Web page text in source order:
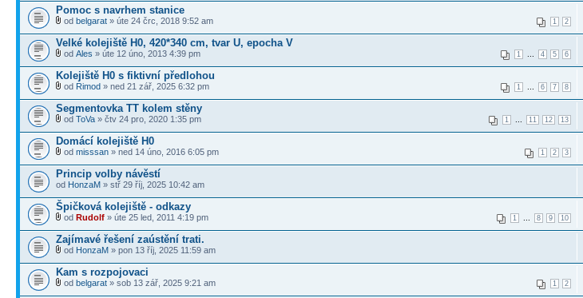
Pomoc s navrhem stanice
1 2
od belgarat » úte 24 črc, 2018 9:52 am
Velké kolejiště H0, 420*340 cm, tvar U, epocha V
1 4 5 6
od Ales » úte 12 úno, 2013 4:39 pm
Kolejiště H0 s fiktivní předlohou
1 6 7 8
od Rimod » ned 21 zář, 2025 6:32 pm
Segmentovka TT kolem stěny
1 11 12 13
od ToVa » čtv 24 pro, 2020 1:35 pm
Domácí kolejiště H0
1 2 3
od misssan » ned 14 úno, 2016 6:05 pm
Princip volby návěstí
od HonzaM » stř 29 říj, 2025 10:42 am
Špičková kolejiště - odkazy
1 8 9 10
od Rudolf » úte 25 led, 2011 4:19 pm
Zajímavé řešení zaústění trati.
od HonzaM » pon 13 říj, 2025 11:59 am
Kam s rozpojovaci
1 2
od belgarat » sob 13 zář, 2025 9:21 am